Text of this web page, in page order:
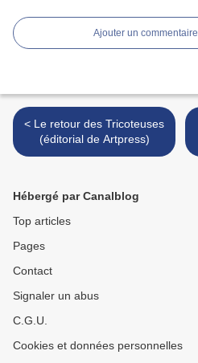
Ajouter un commentaire
< Le retour des Tricoteuses
(éditorial de Artpress)
Hébergé par Canalblog
Top articles
Pages
Contact
Signaler un abus
C.G.U.
Cookies et données personnelles